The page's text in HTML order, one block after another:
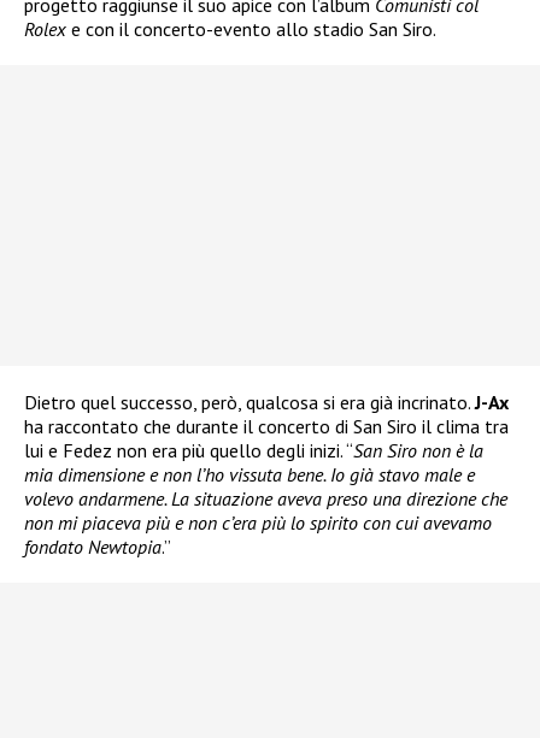
progetto raggiunse il suo apice con l’album Comunisti col
Rolex e con il concerto-evento allo stadio San Siro.
Dietro quel successo, però, qualcosa si era già incrinato.J-Ax
ha raccontato che durante il concerto di San Siro il clima tra
lui e Fedez non era più quello degli inizi. “San Siro non è la
mia dimensione e non l’ho vissuta bene. Io già stavo male e
volevo andarmene. La situazione aveva preso una direzione che
non mi piaceva più e non c’era più lo spirito con cui avevamo
fondato Newtopia.”